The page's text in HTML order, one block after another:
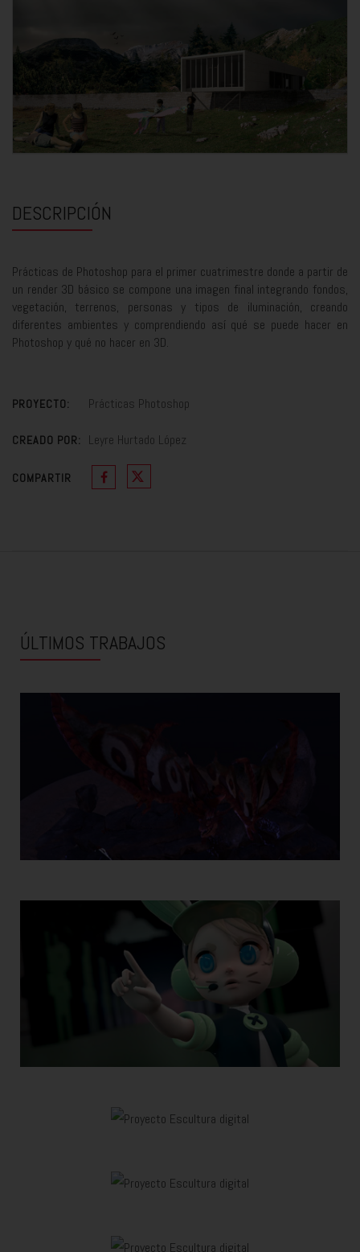
DESCRIPCIÓN
Prácticas de Photoshop para el primer cuatrimestre donde a partir de
un render 3D básico se compone una imagen final integrando fondos,
vegetación, terrenos, personas y tipos de iluminación, creando
diferentes ambientes y comprendiendo así qué se puede hacer en
Photoshop y qué no hacer en 3D.
PROYECTO: Prácticas Photoshop
CREADO POR: Leyre Hurtado López
COMPARTIR
ÚLTIMOS TRABAJOS